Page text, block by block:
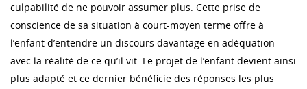
culpabilité de ne pouvoir assumer plus. Cette prise de
conscience de sa situation à court-moyen terme offre à
l’enfant d’entendre un discours davantage en adéquation
avec la réalité de ce qu’il vit. Le projet de l’enfant devient ainsi
plus adapté et ce dernier bénéficie des réponses les plus